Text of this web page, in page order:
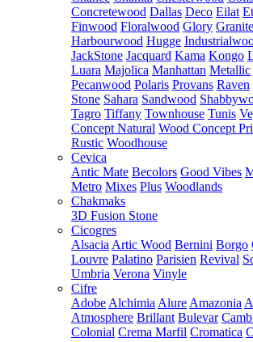
Concretewood Dallas Deco Eilat
Finwood Floralwood Glory Granite
Harbourwood Hugge
JackStone Jacquard Kama Kongo
Luara Majolica Manhattan Metallic
Pecanwood Polaris Provans Raven
Stone Sahara Sandwood
Tagro Tiffany Townhouse Tunis
Concept Natural Wood Concept
Rustic Woodhouse
Cevica
Antic Mate Becolors Good Vibes
Metro Mixes Plus Woodlands
Chakmaks
3D Fusion Stone
Cicogres
Alsacia Artic Wood Bernini Borgo
Louvre Palatino Parisien Revival
Umbria Verona Vinyle
Cifre
Adobe Alchimia Alure Amazonia
Atmosphere Brillant Bulevar
Colonial Crema Marfil Cromatica